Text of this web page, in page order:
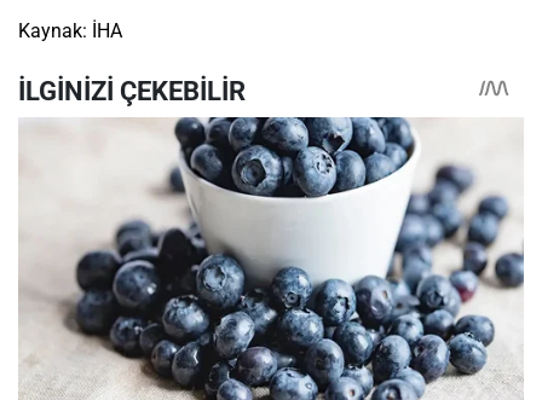
Kaynak: İHA